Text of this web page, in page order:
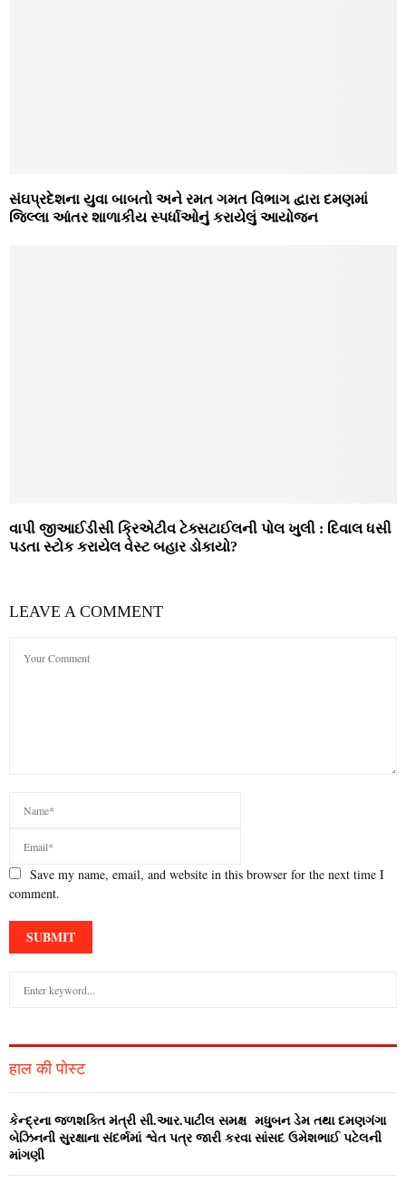
સંઘપ્રદેશના યુવા બાબતો અને રમત ગમત વિભાગ દ્વારા દમણમાં
જિલ્લા આંતર શાળાકીય સ્‍પર્ધાઓનું કરાયેલું આયોજન
વાપી જીઆઈડીસી ક્રિએટીવ ટેક્‍સટાઈલની પોલ ખુલી : દિવાલ ધસી
પડતા સ્‍ટોક કરાયેલ વેસ્‍ટ બહાર ડોકાયો?
LEAVE A COMMENT
Save my name, email, and website in this browser for the next time I
comment.
h
o
r
:
R
हाल की पोस्ट
કેન્‍દ્રના જળશક્‍તિ મંત્રી સી.આર.પાટીલ સમક્ષ મધુબન ડેમ તથા દમણગંગા
બેઝિનની સુરક્ષાના સંદર્ભમાં શ્વેત પત્ર જારી કરવા સાંસદ ઉમેશભાઈ પટેલની
માંગણી